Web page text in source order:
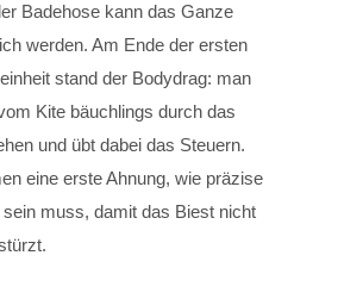
Badehose kann das Ganze
werden. Am Ende der ersten
stand der Bodydrag: man
Kite bäuchlings durch das
und übt dabei das Steuern.
eine erste Ahnung, wie präzise
sein muss, damit das Biest nicht